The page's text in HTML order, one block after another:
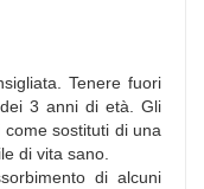
Tenere fuori
3 anni di età. Gli
sostituti di una
di vita sano.
di alcuni